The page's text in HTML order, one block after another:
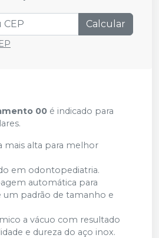
Calcular
00 é indicado para
mais alta para melhor
em odontopediatria.
automática para
um padrão de tamanho e
a vácuo com resultado
e dureza do aço inox.